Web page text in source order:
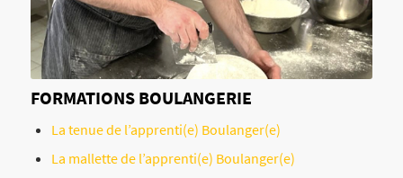
FORMATIONS BOULANGERIE
La tenue de l’apprenti(e) Boulanger(e)
La mallette de l’apprenti(e) Boulanger(e)